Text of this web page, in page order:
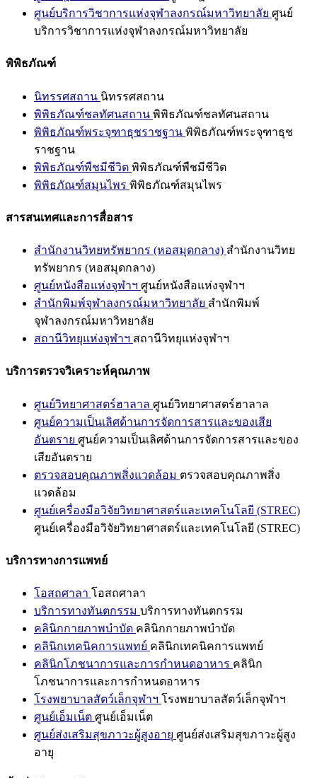
ศูนย์บริการวิชาการแห่งจุฬาลงกรณ์มหาวิทยาลัย ศูนย์
บริการวิชาการแห่งจุฬาลงกรณ์มหาวิทยาลัย
พิพิธภัณฑ์
นิทรรศสถาน นิทรรศสถาน
พิพิธภัณฑ์ชลทัศนสถาน พิพิธภัณฑ์ชลทัศนสถาน
พิพิธภัณฑ์พระจุฑาธุชราชฐาน พิพิธภัณฑ์พระจุฑาธุช
ราชฐาน
พิพิธภัณฑ์พืชมีชีวิต พิพิธภัณฑ์พืชมีชีวิต
พิพิธภัณฑ์สมุนไพร พิพิธภัณฑ์สมุนไพร
สารสนเทศและการสื่อสาร
สำนักงานวิทยทรัพยากร (หอสมุดกลาง) สำนักงานวิทย
ทรัพยากร (หอสมุดกลาง)
ศูนย์หนังสือแห่งจุฬาฯ ศูนย์หนังสือแห่งจุฬาฯ
สำนักพิมพ์จุฬาลงกรณ์มหาวิทยาลัย สำนักพิมพ์
จุฬาลงกรณ์มหาวิทยาลัย
สถานีวิทยุแห่งจุฬาฯ สถานีวิทยุแห่งจุฬาฯ
บริการตรวจวิเคราะห์คุณภาพ
ศูนย์วิทยาศาสตร์ฮาลาล ศูนย์วิทยาศาสตร์ฮาลาล
ศูนย์ความเป็นเลิศด้านการจัดการสารและของเสีย
อันตราย ศูนย์ความเป็นเลิศด้านการจัดการสารและของ
เสียอันตราย
ตรวจสอบคุณภาพสิ่งแวดล้อม ตรวจสอบคุณภาพสิ่ง
แวดล้อม
ศูนย์เครื่องมือวิจัยวิทยาศาสตร์และเทคโนโลยี (STREC)
ศูนย์เครื่องมือวิจัยวิทยาศาสตร์และเทคโนโลยี (STREC)
บริการทางการแพทย์
โอสถศาลา โอสถศาลา
บริการทางทันตกรรม บริการทางทันตกรรม
คลินิกกายภาพบำบัด คลินิกกายภาพบำบัด
คลินิกเทคนิคการแพทย์ คลินิกเทคนิคการแพทย์
คลินิกโภชนาการและการกำหนดอาหาร คลินิก
โภชนาการและการกำหนดอาหาร
โรงพยาบาลสัตว์เล็กจุฬาฯ โรงพยาบาลสัตว์เล็กจุฬาฯ
ศูนย์เอ็มเน็ต ศูนย์เอ็มเน็ต
ศูนย์ส่งเสริมสุขภาวะผู้สูงอายุ ศูนย์ส่งเสริมสุขภาวะผู้สูง
อายุ